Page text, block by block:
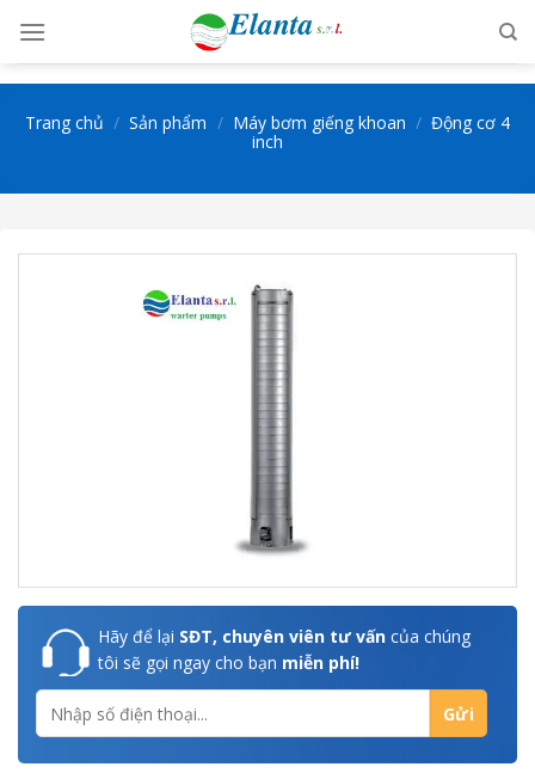
content
Trang chủ / Sản phẩm / Máy bơm giếng khoan / Động cơ 4
inch
Hãy để lại SĐT, chuyên viên tư vấn của chúng
tôi sẽ gọi ngay cho bạn miễn phí!